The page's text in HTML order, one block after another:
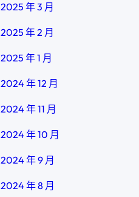
2025 年 3 月
2025 年 2 月
2025 年 1 月
2024 年 12 月
2024 年 11 月
2024 年 10 月
2024 年 9 月
2024 年 8 月